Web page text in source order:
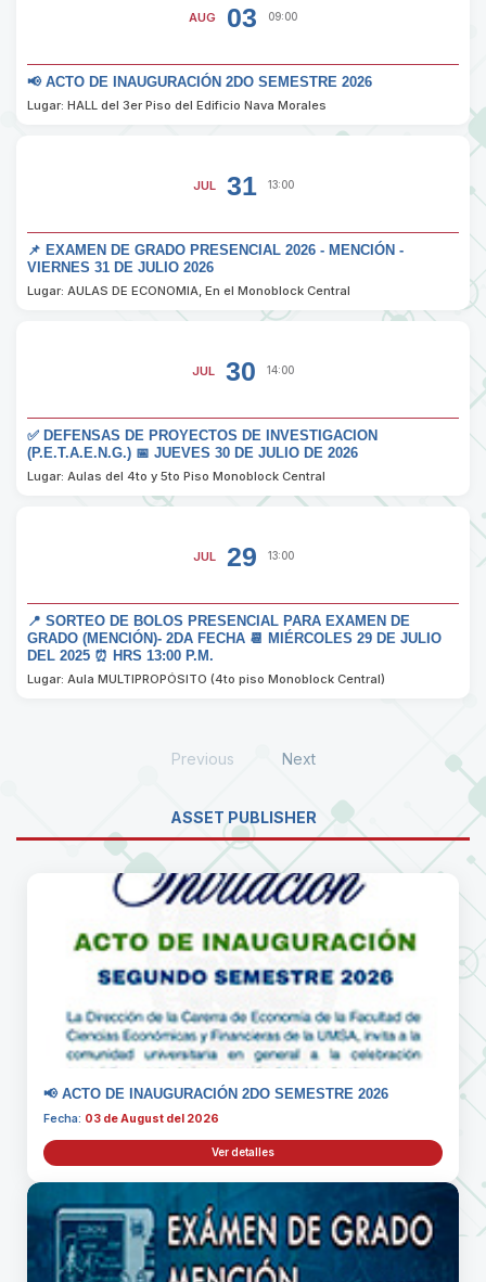
AUG 03 09:00
📢 ACTO DE INAUGURACIÓN 2DO SEMESTRE 2026
Lugar: HALL del 3er Piso del Edificio Nava Morales
JUL 31 13:00
📌 EXAMEN DE GRADO PRESENCIAL 2026 - MENCIÓN -
VIERNES 31 DE JULIO 2026
Lugar: AULAS DE ECONOMIA, En el Monoblock Central
JUL 30 14:00
✅ DEFENSAS DE PROYECTOS DE INVESTIGACION
(P.E.T.A.E.N.G.) 📅 JUEVES 30 DE JULIO DE 2026
Lugar: Aulas del 4to y 5to Piso Monoblock Central
JUL 29 13:00
📍 SORTEO DE BOLOS PRESENCIAL PARA EXAMEN DE
GRADO (MENCIÓN)- 2DA FECHA 📆 MIÉRCOLES 29 DE JULIO
DEL 2025 ⏰ HRS 13:00 P.M.
Lugar: Aula MULTIPROPÓSITO (4to piso Monoblock Central)
Previous Next
ASSET PUBLISHER
📢 ACTO DE INAUGURACIÓN 2DO SEMESTRE 2026
Fecha: 03 de August del 2026
Ver detalles